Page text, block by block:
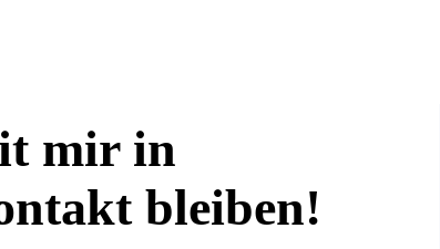
mir in
bleiben!